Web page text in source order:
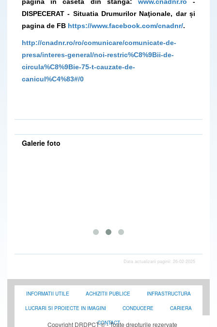
DISPECERAT - Situatia Drumurilor Naţionale, dar și
pagina de FB https://www.facebook.com/cnadnr/.
http://cnadnr.ro/ro/comunicare/comunicate-de-
presa/interes-general/noi-restric%C8%9Bii-de-
circula%C8%9Bie-75-t-cauzate-de-
canicul%C4%83#/0
Galerie foto
Data actualizarii paginii: 26-02-2025
INFORMATII UTILE ACHIZITII PUBLICE INFRASTRUCTURA
LUCRARI SI PROIECTE IN IMAGINI CONDUCERE CARIERA
CONTACT
Copyright DRDPCT © - Toate drepturile rezervate